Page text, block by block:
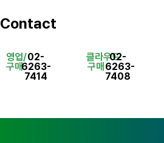
Contact
영업/
구매
02-
6263-
7414
클라우드
구매
02-
6263-
7408